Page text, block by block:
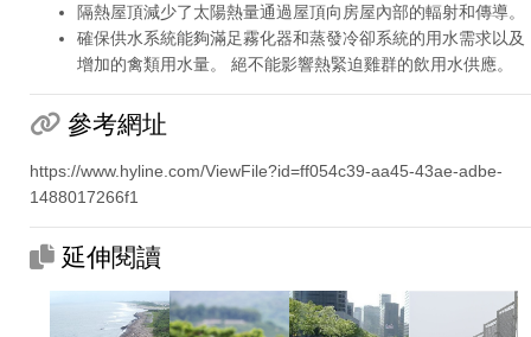
隔熱屋頂減少了太陽熱量通過屋頂向房屋內部的輻射和傳導。
確保供水系統能夠滿足霧化器和蒸發冷卻系統的用水需求以及
增加的禽類用水量。 絕不能影響熱緊迫雞群的飲用水供應。
參考網址
https://www.hyline.com/ViewFile?id=ff054c39-aa45-43ae-adbe-
1488017266f1
延伸閱讀